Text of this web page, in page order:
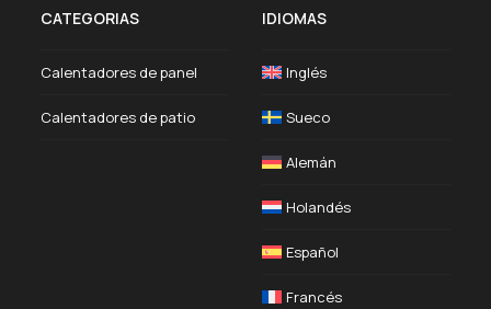
CATEGORIAS
Calentadores de panel
Calentadores de patio
IDIOMAS
Inglés
Sueco
Alemán
Holandés
Español
Francés